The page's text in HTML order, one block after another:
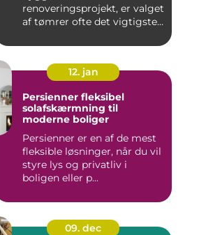
renoveringsprojekt, er valget
af tømrer ofte det vigtigste
12. jan
Persienner fleksibel
solafskærmning til
moderne boliger
Persienner er en af de mest
fleksible løsninger, når du vil
styre lys og privatliv i
boligen eller p...
09. dec